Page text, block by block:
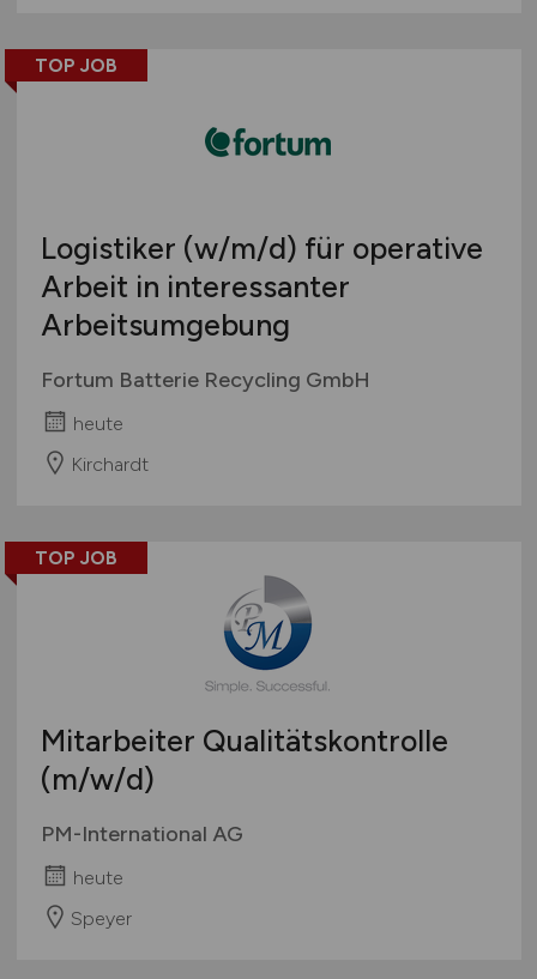
TOP JOB
Logistiker (w/m/d) für operative
Arbeit in interessanter
Arbeitsumgebung
Fortum Batterie Recycling GmbH
heute
Kirchardt
TOP JOB
Mitarbeiter Qualitätskontrolle
(m/w/d)
PM-International AG
heute
Speyer